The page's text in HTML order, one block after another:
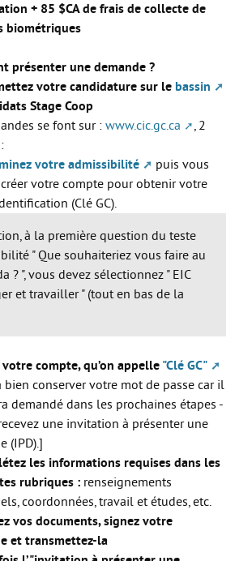
+ 85 $CA de frais de collecte de
biométriques
présenter une demande ?
votre candidature sur le bassin
Stage Coop
se font sur : www.cic.gc.ca
, 2
votre admissibilité
puis vous
votre compte pour obtenir votre
(Clé GC).
à la première question du teste
" Que souhaiteriez vous faire au
? ", vous devez sélectionnez " EIC
et travailler " (tout en bas de la
votre compte, qu’on appelle "Clé GC"
bien conserver votre mot de passe car il
demandé dans les prochaines étapes -
une invitation à présenter une
(IPD).]
les informations requises dans les
rubriques : renseignements
coordonnées, travail et études, etc.
vos documents, signez votre
et transmettez-la